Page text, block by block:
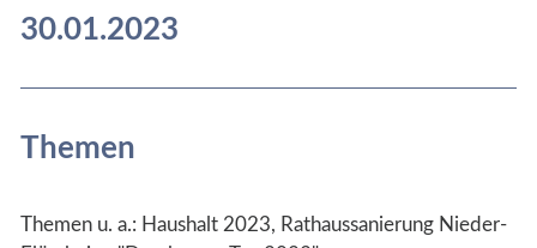
Freizeit & Tourismus
Highlights
Weinbau
Historie
30.01.2023
Themen
Themen u. a.: Haushalt 2023, Rathaussanierung Nieder-